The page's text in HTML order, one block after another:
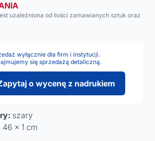
uzależniona od ilości zamawianych sztuk oraz
wyłącznie dla firm i instytucji.
się sprzedażą detaliczną.
o wycenę z nadrukiem
szary
46 x 1 cm